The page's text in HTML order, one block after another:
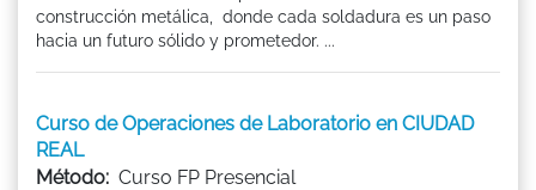
construcción metálica, donde cada soldadura es un paso
hacia un futuro sólido y prometedor. ...
Curso de Operaciones de Laboratorio en CIUDAD
REAL
Método: Curso FP Presencial